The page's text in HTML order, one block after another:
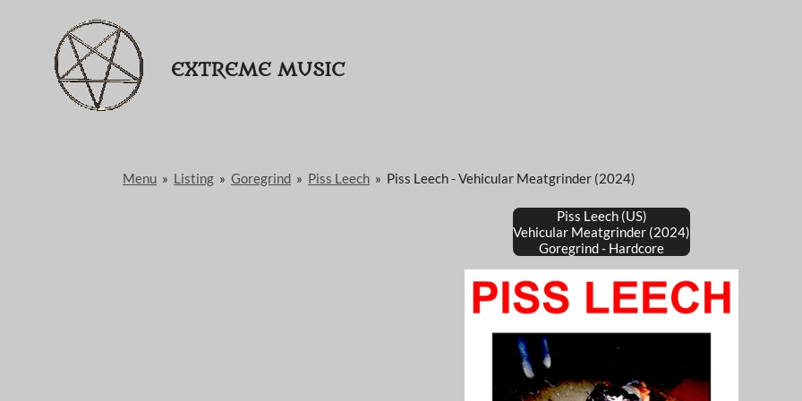
contenu
principal
EXTREME MUSIC
Menu » Listing » Goregrind » Piss Leech » Piss Leech - Vehicular Meatgrinder (2024)
Piss Leech (US)
Vehicular Meatgrinder (2024)
Goregrind - Hardcore